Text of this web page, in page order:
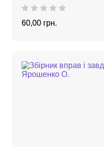
60,00 грн.